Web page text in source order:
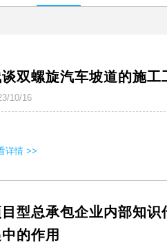
双螺旋汽车坡道的施工
10/16
详情 >>
型总承包企业内部知
的作用